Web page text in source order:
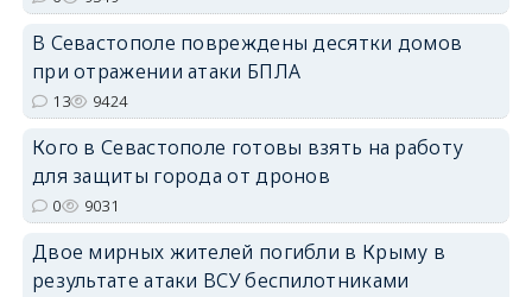
В Севастополе повреждены десятки домов
при отражении атаки БПЛА
13 9424
Кого в Севастополе готовы взять на работу
для защиты города от дронов
0 9031
Двое мирных жителей погибли в Крыму в
результате атаки ВСУ беспилотниками